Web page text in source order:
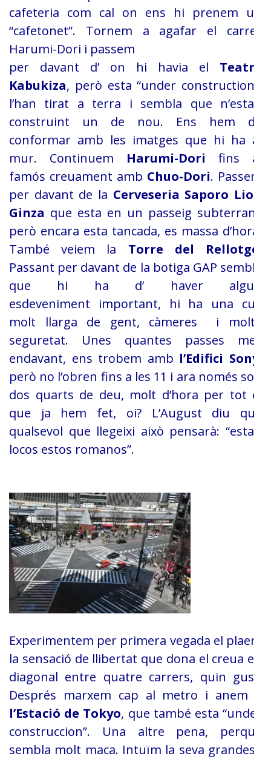
cafeteria com cal on ens hi prenem un
“cafetonet”. Tornem a agafar el carrer
Harumi-Dori i passem
per davant d’ on hi havia el Teatre
Kabukiza, però esta “under construction”,
l’han tirat a terra i sembla que n’estan
construint un de nou. Ens hem de
conformar amb les imatges que hi ha al
mur. Continuem Harumi-Dori fins al
famós creuament amb Chuo-Dori. Passem
per davant de la Cerveseria Saporo Lion
Ginza que esta en un passeig subterrani,
però encara esta tancada, es massa d’hora.
Tambéveiem la Torre del Rellotge
Passant per davant de la botiga GAP sembla
que hi ha d’ haver algun
esdeveniment important, hi ha una cua
molt llarga de gent, càmeres i molta
seguretat. Unes quantes passes mes
endavant, ens trobem amb l’Edifici Sony
però no l’obren fins a les 11 i ara només son
dos quarts de deu, molt d’hora per tot el
que ja hem fet, oi? L’August diu que
qualsevol que llegeixi això pensarà: “estan
locos estos romanos”.
Experimentem per primera vegada el plaer i
la sensació de llibertat que dona el creua en
diagonal entre quatre carrers, quin gust.
Després marxem cap al metro i anem a
l’Estació de Tokyo, que també esta “under
construccion”. Una altre pena, perquè
sembla molt maca. Intuïm la seva grandesa